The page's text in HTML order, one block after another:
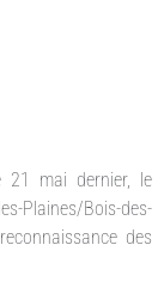
21 mai dernier, le
Plaines/Bois-des-
des